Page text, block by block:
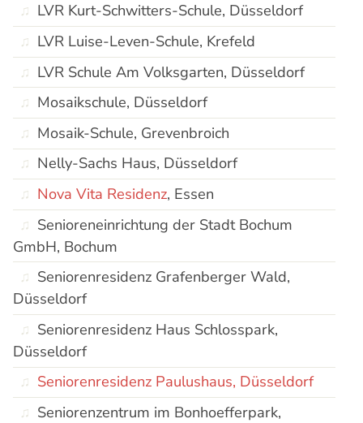
LVR Kurt-Schwitters-Schule, Düsseldorf
LVR Luise-Leven-Schule, Krefeld
LVR Schule Am Volksgarten, Düsseldorf
Mosaikschule, Düsseldorf
Mosaik-Schule, Grevenbroich
Nelly-Sachs Haus, Düsseldorf
Nova Vita Residenz, Essen
Senioreneinrichtung der Stadt Bochum
GmbH, Bochum
Seniorenresidenz Grafenberger Wald,
Düsseldorf
Seniorenresidenz Haus Schlosspark,
Düsseldorf
Seniorenresidenz Paulushaus, Düsseldorf
Seniorenzentrum im Bonhoefferpark,